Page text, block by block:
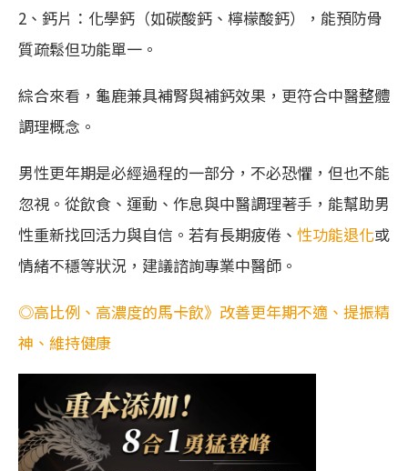
2、鈣片：化學鈣（如碳酸鈣、檸檬酸鈣），能預防骨
質疏鬆但功能單一。
綜合來看，龜鹿兼具補腎與補鈣效果，更符合中醫整體
調理概念。
男性更年期是必經過程的一部分，不必恐懼，但也不能
忽視。從飲食、運動、作息與中醫調理著手，能幫助男
性重新找回活力與自信。若有長期疲倦、 性功能退化或
情緒不穩等狀況，建議諮詢專業中醫師。
◎高比例、高濃度的馬卡飲》改善更年期不適、提振精
神、維持健康